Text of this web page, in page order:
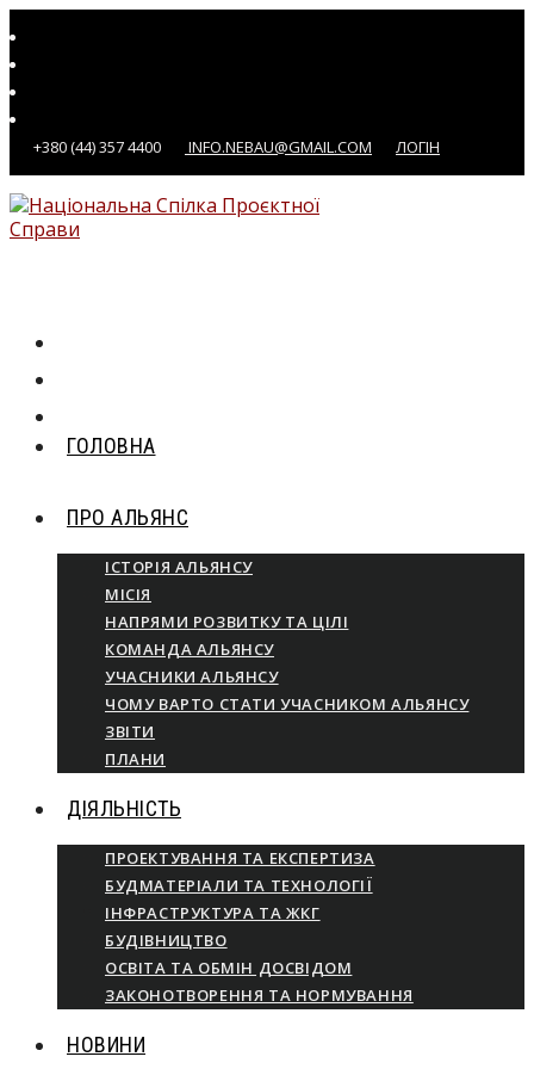
до
вмісту
+380 (44) 357 4400 INFO.NEBAU@GMAIL.COM ЛОГІН
ГОЛОВНА
ПРО АЛЬЯНС
ІСТОРІЯ АЛЬЯНСУ
МІСІЯ
НАПРЯМИ РОЗВИТКУ ТА ЦІЛІ
КОМАНДА АЛЬЯНСУ
УЧАСНИКИ АЛЬЯНСУ
ЧОМУ ВАРТО СТАТИ УЧАСНИКОМ АЛЬЯНСУ
ЗВІТИ
ПЛАНИ
ДІЯЛЬНІСТЬ
ПРОЕКТУВАННЯ ТА ЕКСПЕРТИЗА
БУДМАТЕРІАЛИ ТА ТЕХНОЛОГІЇ
ІНФРАСТРУКТУРА ТА ЖКГ
БУДІВНИЦТВО
ОСВІТА ТА ОБМІН ДОСВІДОМ
ЗАКОНОТВОРЕННЯ ТА НОРМУВАННЯ
НОВИНИ